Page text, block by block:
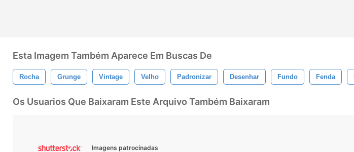
Esta Imagem Também Aparece Em Buscas De
Rocha Grunge Vintage Velho Padronizar Desenhar Fundo Fenda
Os Usuarios Que Baixaram Este Arquivo Também Baixaram
Imagens patrocinadas